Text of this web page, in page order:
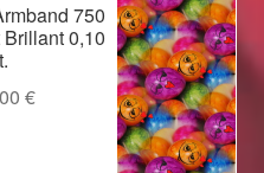
750
0,10
€